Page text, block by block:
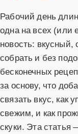
Рабочий день
одна на всех (или
новость: вкусный,
собрать и без
бесконечных
за основу, что
связать вкус, как
свежим, и как
скуки. Эта